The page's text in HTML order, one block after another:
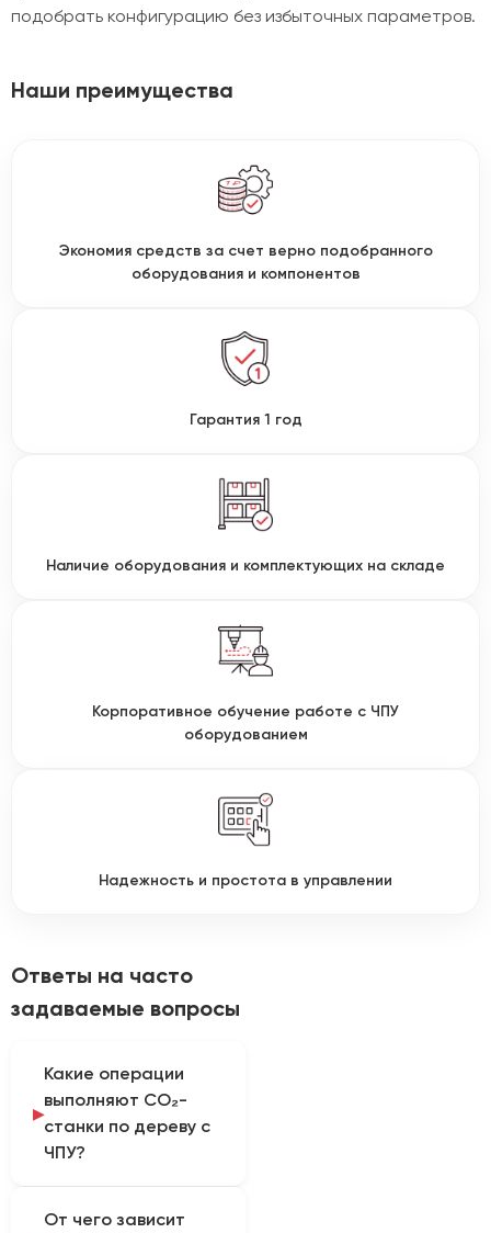
подобрать конфигурацию без избыточных параметров.
Наши преимущества
Экономия средств за счет верно подобранного
оборудования и компонентов
Гарантия 1 год
Наличие оборудования и комплектующих на складе
Корпоративное обучение работе с ЧПУ
оборудованием
Надежность и простота в управлении
Ответы на часто
задаваемые вопросы
Какие операции
выполняют CO₂-
станки по дереву с
ЧПУ?
применяют для
От чего зависит